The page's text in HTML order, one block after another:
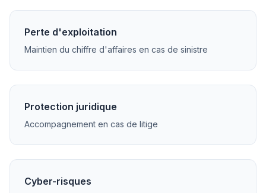
Perte d'exploitation
Maintien du chiffre d'affaires en cas de sinistre
Protection juridique
Accompagnement en cas de litige
Cyber-risques